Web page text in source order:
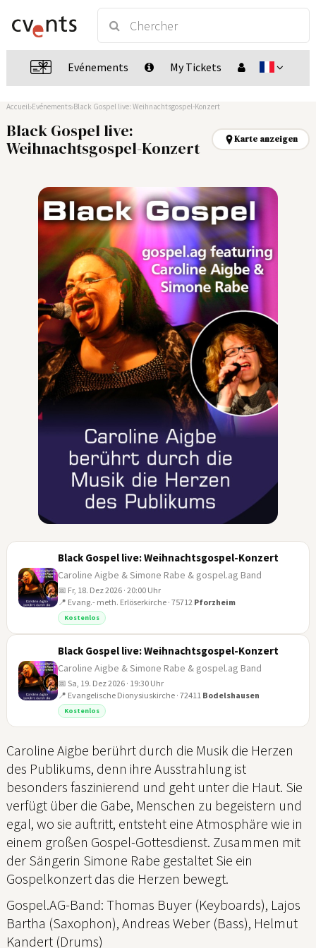
Evénements My Tickets
Accueil Evénements Black Gospel live: Weihnachtsgospel-Konzert
Black Gospel live:
Weihnachtsgospel-Konzert
Karte anzeigen
Black Gospel live: Weihnachtsgospel-Konzert
Caroline Aigbe & Simone Rabe & gospel.ag Band
📅 Fr, 18. Dez 2026 · 20:00 Uhr
📍 Evang.- meth. Erlöserkirche · 75712 Pforzheim
Kostenlos
Black Gospel live: Weihnachtsgospel-Konzert
Caroline Aigbe & Simone Rabe & gospel.ag Band
📅 Sa, 19. Dez 2026 · 19:30 Uhr
📍 Evangelische Dionysiuskirche · 72411 Bodelshausen
Kostenlos
Caroline Aigbe berührt durch die Musik die Herzen
des Publikums, denn ihre Ausstrahlung ist
besonders faszinierend und geht unter die Haut. Sie
verfügt über die Gabe, Menschen zu begeistern und
egal, wo sie auftritt, entsteht eine Atmosphäre wie in
einem großen Gospel-Gottesdienst. Zusammen mit
der Sängerin Simone Rabe gestaltet Sie ein
Gospelkonzert das die Herzen bewegt.
Gospel.AG-Band: Thomas Buyer (Keyboards), Lajos
Bartha (Saxophon), Andreas Weber (Bass), Helmut
Kandert (Drums)